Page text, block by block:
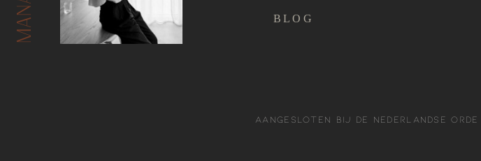
BLOG
Aangesloten bij de Nederlandse Orde